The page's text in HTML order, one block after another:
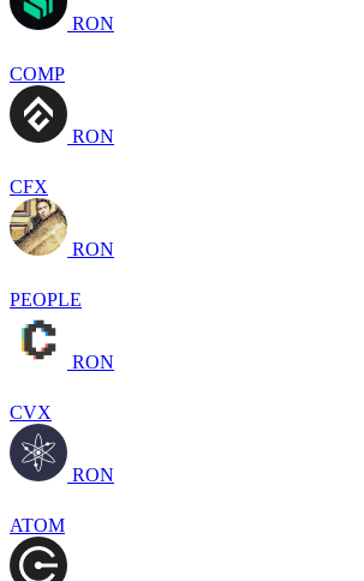
RON
COMP
RON
CFX
RON
PEOPLE
RON
CVX
RON
ATOM